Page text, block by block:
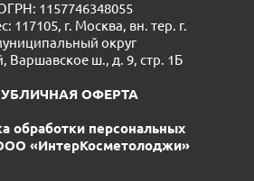
1157746348055
117105, г. Москва, вн. тер. г.
округ
Варшавское ш., д. 9, стр. 1Б
ОФЕРТА
обработки персональных
«ИнтерКосметолоджи»